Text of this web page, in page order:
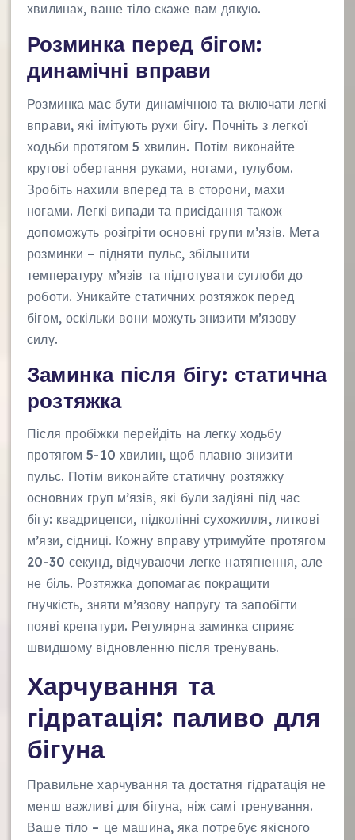
хвилинах, ваше тіло скаже вам дякую.
Розминка перед бігом:
динамічні вправи
Розминка має бути динамічною та включати легкі
вправи, які імітують рухи бігу. Почніть з легкої
ходьби протягом 5 хвилин. Потім виконайте
кругові обертання руками, ногами, тулубом.
Зробіть нахили вперед та в сторони, махи
ногами. Легкі випади та присідання також
допоможуть розігріти основні групи м’язів. Мета
розминки – підняти пульс, збільшити
температуру м’язів та підготувати суглоби до
роботи. Уникайте статичних розтяжок перед
бігом, оскільки вони можуть знизити м’язову
силу.
Заминка після бігу: статична
розтяжка
Після пробіжки перейдіть на легку ходьбу
протягом 5-10 хвилин, щоб плавно знизити
пульс. Потім виконайте статичну розтяжку
основних груп м’язів, які були задіяні під час
бігу: квадрицепси, підколінні сухожилля, литкові
м’язи, сідниці. Кожну вправу утримуйте протягом
20-30 секунд, відчуваючи легке натягнення, але
не біль. Розтяжка допомагає покращити
гнучкість, зняти м’язову напругу та запобігти
появі крепатури. Регулярна заминка сприяє
швидшому відновленню після тренувань.
Харчування та
гідратація: паливо для
бігуна
Правильне харчування та достатня гідратація не
менш важливі для бігуна, ніж самі тренування.
Ваше тіло – це машина, яка потребує якісного